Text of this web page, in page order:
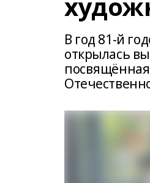
В год 81-й
открылась